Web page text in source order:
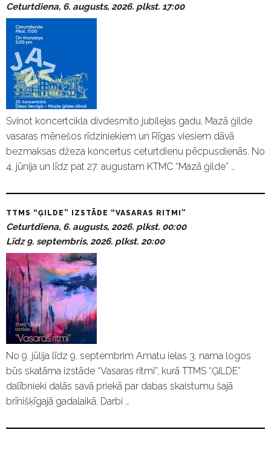
Ceturtdiena, 6. augusts, 2026. plkst. 17:00
Svinot koncertcikla divdesmito jubilejas gadu, Mazā ģilde
vasaras mēnešos rīdziniekiem un Rīgas viesiem dāvā
bezmaksas džeza koncertus ceturtdienu pēcpusdienās. No
4. jūnija un līdz pat 27. augustam KTMC “Mazā ģilde” …
TTMS “ĢILDE” IZSTĀDE “VASARAS RITMI”
Ceturtdiena, 6. augusts, 2026. plkst. 00:00
Līdz 9. septembris, 2026. plkst. 20:00
No 9. jūlija līdz 9. septembrim Amatu ielas 3. nama logos
būs skatāma izstāde “Vasaras ritmi”, kurā TTMS “ĢILDE”
dalībnieki dalās savā priekā par dabas skaistumu šajā
brīnišķīgajā gadalaikā. Darbi …